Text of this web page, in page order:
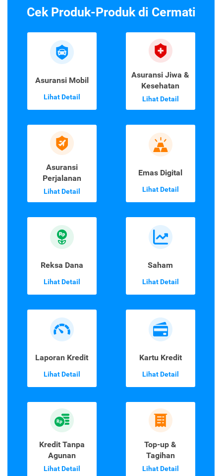
Cek Produk-Produk di Cermati
Asuransi Mobil
Lihat Detail
Asuransi Jiwa &
Kesehatan
Lihat Detail
Asuransi
Perjalanan
Lihat Detail
Emas Digital
Lihat Detail
Reksa Dana
Lihat Detail
Saham
Lihat Detail
Laporan Kredit
Lihat Detail
Kartu Kredit
Lihat Detail
Kredit Tanpa
Agunan
Lihat Detail
Top-up &
Tagihan
Lihat Detail